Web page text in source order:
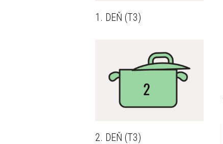
1. DEŇ (T3)
2. DEŇ (T3)